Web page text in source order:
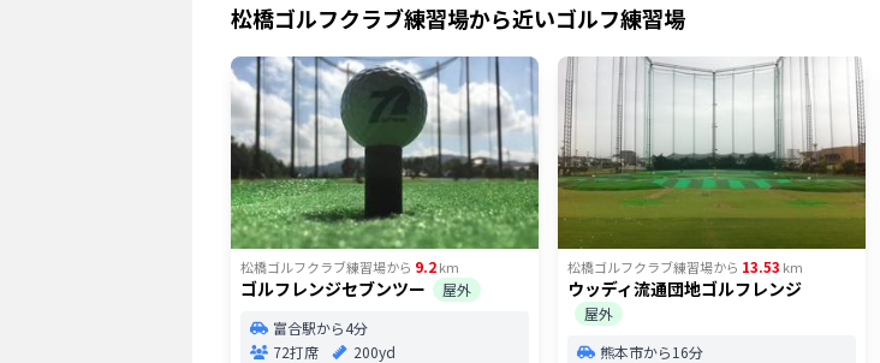
松橋ゴルフクラブ練習場から近いゴルフ練習場
松橋ゴルフクラブ練習場から 9.2km
ゴルフレンジセブンツー
屋外
富合駅から4分
72打席
200yd
松橋ゴルフクラブ練習場から 13.53 km
ウッディ流通団地ゴルフレンジ
屋外
熊本市から16分